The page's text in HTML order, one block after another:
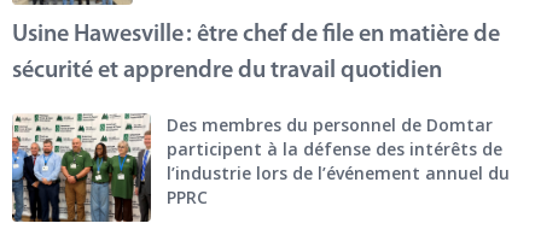
Usine Hawesville : être chef de file en matière de
sécurité et apprendre du travail quotidien
Des membres du personnel de Domtar
participent à la défense des intérêts de
l’industrie lors de l’événement annuel du
PPRC